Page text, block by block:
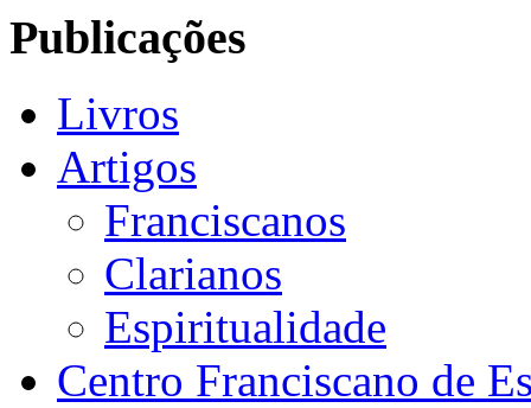
Publicações
Livros
Artigos
Franciscanos
Clarianos
Espiritualidade
Centro Franciscano de